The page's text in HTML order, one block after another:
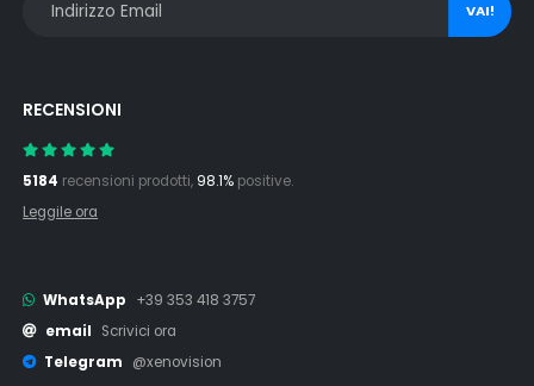
VAI!
RECENSIONI
5184 recensioni prodotti, 98.1% positive.
Leggile ora
WhatsApp
+39 353 418 3757
email
Scrivici ora
Telegram
@xenovision